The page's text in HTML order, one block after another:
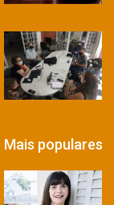
Mais populares